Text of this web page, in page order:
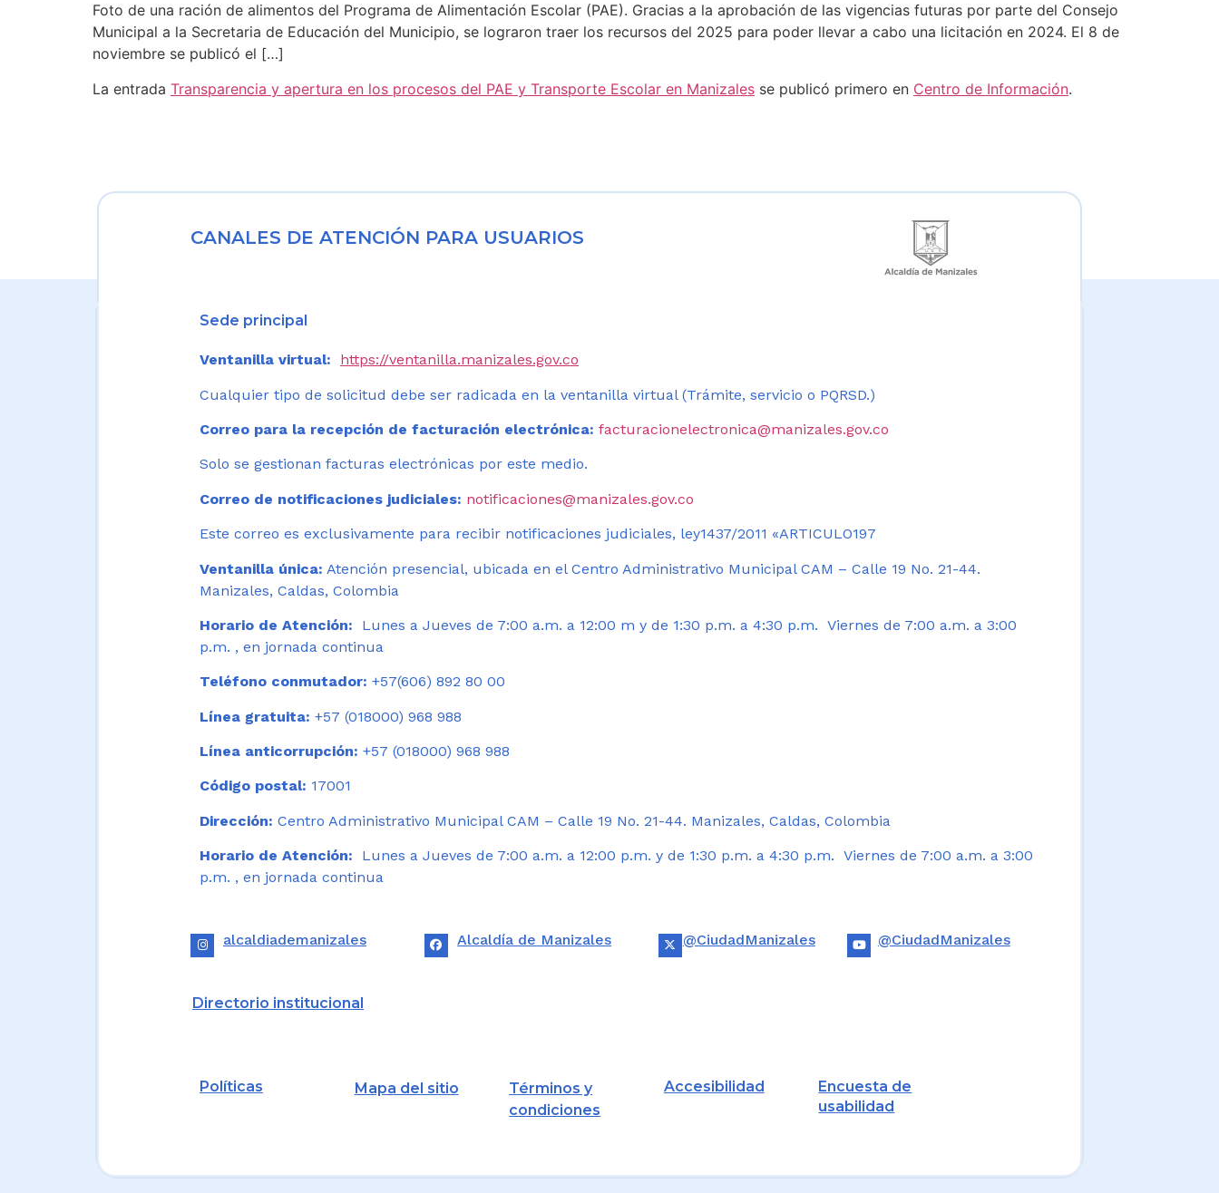
Foto de una ración de alimentos del Programa de Alimentación Escolar (PAE). Gracias a la aprobación de las vigencias futuras por parte del Consejo
Municipal a la Secretaria de Educación del Municipio, se lograron traer los recursos del 2025 para poder llevar a cabo una licitación en 2024. El 8 de
noviembre se publicó el […]
La entrada Transparencia y apertura en los procesos del PAE y Transporte Escolar en Manizales se publicó primero en Centro de Información.
CANALES DE ATENCIÓN PARA USUARIOS
Sede principal
Ventanilla virtual: https://ventanilla.manizales.gov.co
Cualquier tipo de solicitud debe ser radicada en la ventanilla virtual (Trámite, servicio o PQRSD.)
Correo para la recepción de facturación electrónica: facturacionelectronica@manizales.gov.co
Solo se gestionan facturas electrónicas por este medio.
Correo de notificaciones judiciales: notificaciones@manizales.gov.co
Este correo es exclusivamente para recibir notificaciones judiciales, ley1437/2011 «ARTICULO197
Ventanilla única: Atención presencial, ubicada en el Centro Administrativo Municipal CAM – Calle 19 No. 21-44.
Manizales, Caldas, Colombia
Horario de Atención:
Lunes a Jueves de 7:00 a.m. a 12:00 m y de 1:30 p.m. a 4:30 p.m. Viernes de 7:00 a.m. a 3:00
p.m. , en jornada continua
Teléfono conmutador: +57(606) 892 80 00
Línea gratuita: +57 (018000) 968 988
Línea anticorrupción: +57 (018000) 968 988
Código postal: 17001
Dirección: Centro Administrativo Municipal CAM – Calle 19 No. 21-44. Manizales, Caldas, Colombia
Horario de Atención: Lunes a Jueves de 7:00 a.m. a 12:00 p.m. y de 1:30 p.m. a 4:30 p.m. Viernes de 7:00 a.m. a 3:00
p.m. , en jornada continua
alcaldiademanizales Alcaldía de Manizales @CiudadManizales @CiudadManizales
Directorio institucional
Políticas Mapa del sitio
Términos y
condiciones
Accesibilidad
Encuesta de
usabilidad